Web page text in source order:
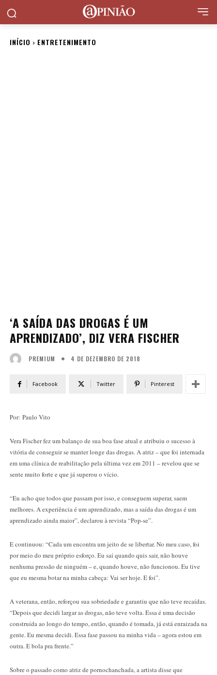
INÍCIO ENTRETENIMENTO
‘A SAÍDA DAS DROGAS É UM
APRENDIZADO’, DIZ VERA FISCHER
PREMIUM 4 DE DEZEMBRO DE 2018
Facebook Twitter Pinterest
Por: Paulo Vito
Vera Fischer fez um balanço de sua boa fase atual e atribuiu o sucesso à
vitória de conseguir se manter longe das drogas. A atriz – que foi internada
em uma clínica de reabilitação pela última vez em 2011 – revelou que se
sente muito forte e que já superou o vício.
“Eu acho que todos que passam por isso, e conseguem superar, saem
melhores. A experiência é um aprendizado, mas a saída das drogas é um
aprendizado ainda maior”, declarou à revista “Pop-se”.
E continuou: “Cada um encontra um jeito de se libertar. No meu caso, foi
por meio do meu próprio esforço. Eu saí quando quis sair, não houve
nenhuma pressão de ninguém – e, quando houve, não funcionou. Eu tive
que eu mesma botar na minha cabeça: Vai ser hoje. E foi”.
A veterana, então, reforçou sua sobriedade e garantiu que não teve recaídas.
“Depois que decidi largar as drogas, não teve volta. Essa é uma decisão
construída ao longo do tempo, então, quando é tomada, já está enraizada na
gente. Eu mesma decidi. Essa fase passou na minha vida – agora estou em
outra. E bola pra frente.”
Sobre o passado como atriz de pornochanchada, a artista disse que